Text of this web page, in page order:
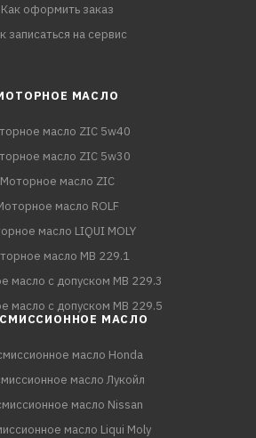
Как оформить заказ
записаться на сервис
МАСЛО
масло ZIC 5w40
масло ZIC 5w30
Моторное масло ZIC
масло ROLF
масло LIQUI MOLY
масло MB 229.1
масло с допуском MB 229.3
масло с допуском MB 229.5
МАСЛО
масло Honda
масло Лукойл
масло Nissan
масло Liqui Moly